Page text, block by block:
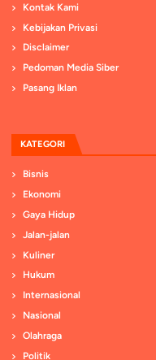
Kontak Kami
Kebijakan Privasi
Disclaimer
Pedoman Media Siber
Pasang Iklan
KATEGORI
Bisnis
Ekonomi
Gaya Hidup
Jalan-jalan
Kuliner
Hukum
Internasional
Nasional
Olahraga
Politik